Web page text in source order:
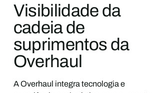
Visibilidade da
cadeia de
suprimentos da
Overhaul
A Overhaul integra tecnologia e